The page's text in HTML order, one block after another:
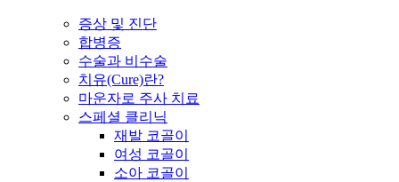
증상 및 진단
합병증
수술과 비수술
치유(Cure)란?
마운자로 주사 치료
스페셜 클리닉
재발 코골이
여성 코골이
소아 코골이